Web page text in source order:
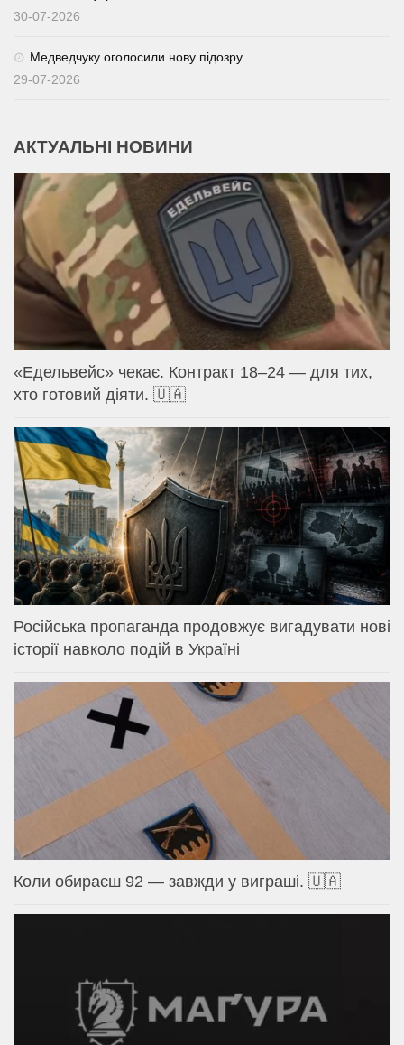
30-07-2026
Медведчуку оголосили нову підозру
29-07-2026
АКТУАЛЬНІ НОВИНИ
«Едельвейс» чекає. Контракт 18–24 — для тих,
хто готовий діяти. 🇺🇦
Російська пропаганда продовжує вигадувати нові
історії навколо подій в Україні
Коли обираєш 92 — завжди у виграші. 🇺🇦